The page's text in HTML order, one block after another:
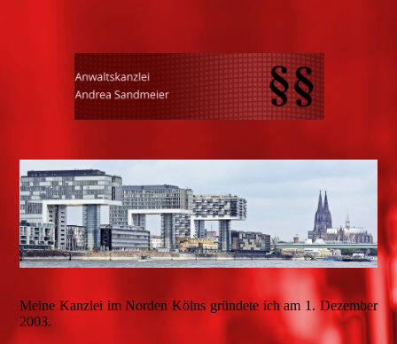
Meine Kanzlei im Norden Kölns gründete ich am 1. Dezember
2003.